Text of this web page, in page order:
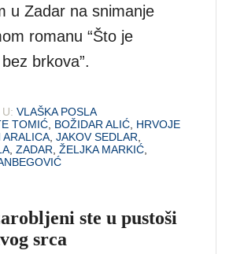
u Zadar na snimanje
romanu “Što je
brkova”.
VLAŠKA POSLA
TOMIĆ BOŽIDAR ALIĆ HRVOJE
ARALICA ,JAKOV SEDLAR
,ZADAR ,ŽELJKA MARKIĆ
ste u pustoši
srca